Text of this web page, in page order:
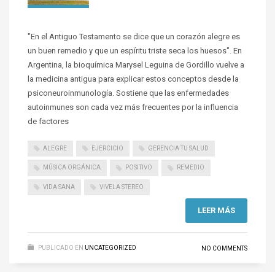
"En el Antiguo Testamento se dice que un corazón alegre es
un buen remedio y que un espíritu triste seca los huesos". En
Argentina, la bioquímica Marysel Leguina de Gordillo vuelve a
la medicina antigua para explicar estos conceptos desde la
psiconeuroinmunología. Sostiene que las enfermedades
autoinmunes son cada vez más frecuentes por la influencia
de factores
ALEGRE EJERCICIO GERENCIA TU SALUD
MÚSICA ORGÁNICA POSITIVO REMEDIO
VIDA SANA VIVELA STEREO
LEER MÁS
PUBLICADO EN UNCATEGORIZED NO COMMENTS